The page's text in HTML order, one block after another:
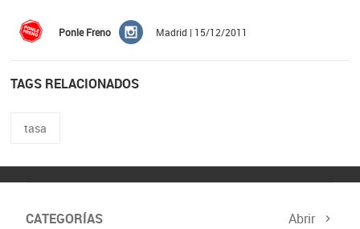
Ponle Freno Madrid | 15/12/2011
TAGS RELACIONADOS
tasa
CATEGORÍAS Abrir